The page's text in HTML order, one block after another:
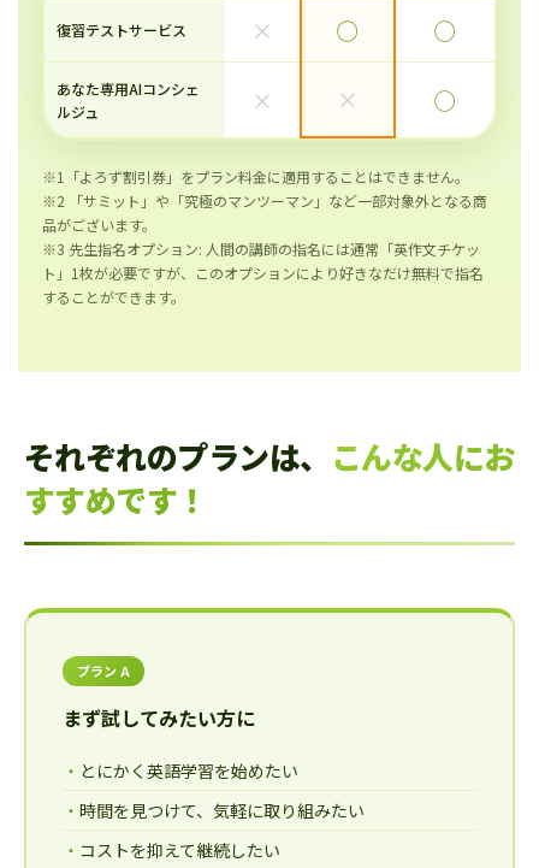
復習テストサービス × ◯ ◯
あなた専用AIコンシェ
ルジュ
× × ◯
※1「よろず割引券」をプラン料金に適用することはできません。
※2 「サミット」や「究極のマンツーマン」など一部対象外となる商
品がございます。
※3 先生指名オプション: 人間の講師の指名には通常「英作文チケッ
ト」1枚が必要ですが、このオプションにより好きなだけ無料で指名
することができます。
それぞれのプランは、 こんな人にお
すすめです！
プラン A
まず試してみたい方に
とにかく英語学習を始めたい
時間を見つけて、気軽に取り組みたい
コストを抑えて継続したい